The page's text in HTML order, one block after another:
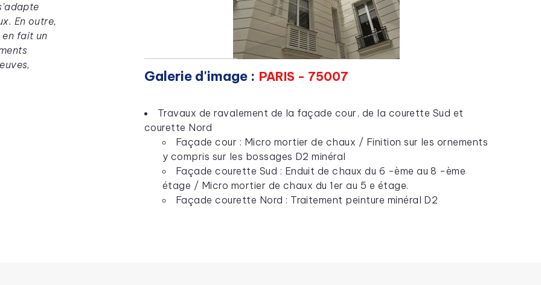
Galerie d'image : PARIS - 75007
Travaux de ravalement de la façade cour, de la courette Sud et
courette Nord
Façade cour : Micro mortier de chaux / Finition sur les ornements
y compris sur les bossages D2 minéral
Façade courette Sud : Enduit de chaux du 6 -ème au 8 -ème
étage / Micro mortier de chaux du 1er au 5 e étage.
Façade courette Nord : Traitement peinture minéral D2
En outre,
fait un